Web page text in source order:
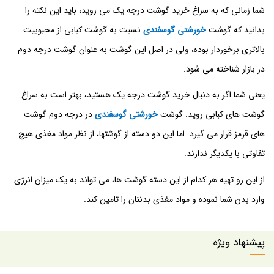
شما زمانی که به سراغ خرید گوشت درجه یک می روید، باید این نکته را
بدانید که گوشتخورشتی گوسفندی نسبت به گوشت کبابی از محبوبیت
بالاتری برخوردار بوده، ولی در اصل این گوشت به عنوان گوشت درجه دوم
در بازار شناخته می شود.
یعنی شما اگر به دنبال خرید گوشت درجه یک هستید، بهتر است به سراغ
گوشت های کبابی روید. گوشتخورشتی گوسفندیدر درجه دوم گوشت
های قرمز قرار می گیرد. اما این دو دسته از گوشتها، از نظر مواد مغذی هیچ
تفاوتی با یکدیگر ندارند.
از این رو تهیه هر کدام از این دسته گوشت ها، می تواند به یک میزان انرژی
وارد بدن شما نموده و مواد مغذی بدنتان را تامین کند.
پیشنهاد ویژه